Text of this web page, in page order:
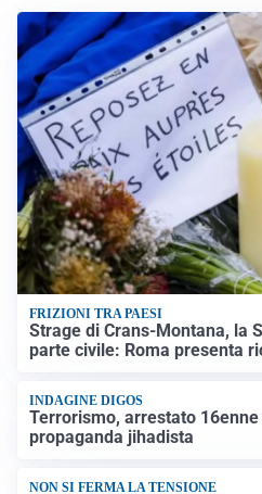
FRIZIONI TRA PAESI
Strage di Crans-Montana, la
parte civile: Roma presenta
INDAGINE DIGOS
Terrorismo, arrestato
propaganda jihadista
NON SI FERMA LA TENSIONE